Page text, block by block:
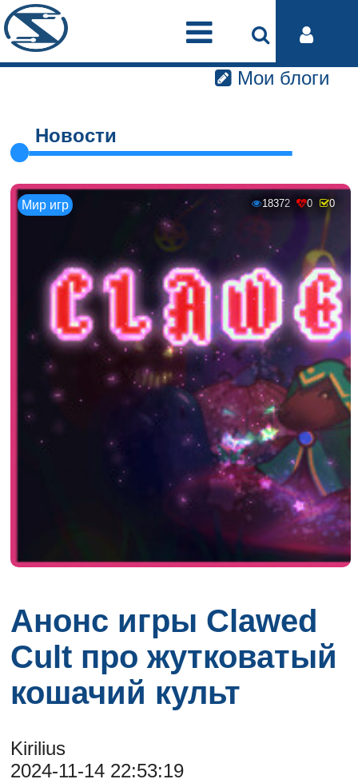
Мои блоги
Новости
Мир игр 18372 0 0
Анонс игры Clawed
Cult про жутковатый
кошачий культ
Kirilius
2024-11-14 22:53:19